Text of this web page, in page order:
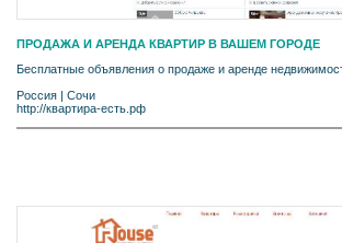
ПРОДАЖА И АРЕНДА КВАРТИР В ВАШЕМ ГОРОДЕ
Бесплатные объявления о продаже и аренде
Россия
Сочи
http://квартира-есть.рф